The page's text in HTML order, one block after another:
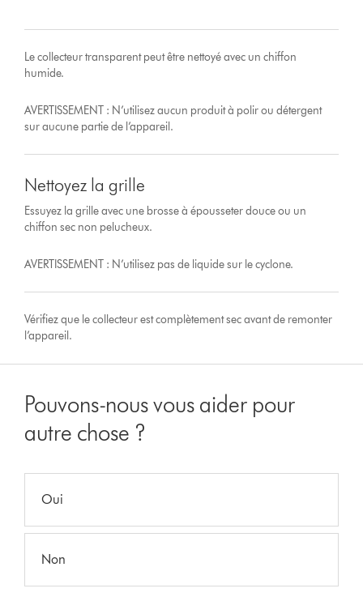
Le collecteur transparent peut être nettoyé avec un chiffon
humide.
AVERTISSEMENT : N’utilisez aucun produit à polir ou détergent
sur aucune partie de l’appareil.
Nettoyez la grille
Essuyez la grille avec une brosse à épousseter douce ou un
chiffon sec non pelucheux.
AVERTISSEMENT : N’utilisez pas de liquide sur le cyclone.
Vérifiez que le collecteur est complètement sec avant de remonter
l’appareil.
Pouvons-nous vous aider pour
autre chose ?
Oui
Non